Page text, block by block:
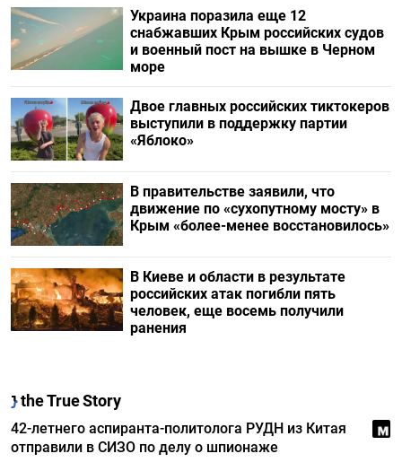
Украина поразила еще 12
снабжавших Крым российских судов
и военный пост на вышке в Черном
море
Двое главных российских тиктокеров
выступили в поддержку партии
«Яблоко»
В правительстве заявили, что
движение по «сухопутному мосту» в
Крым «более-менее восстановилось»
В Киеве и области в результате
российских атак погибли пять
человек, еще восемь получили
ранения